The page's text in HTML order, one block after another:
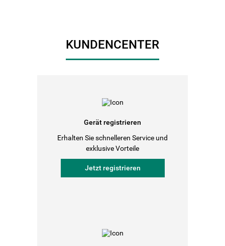
KUNDENCENTER
Gerät registrieren
Erhalten Sie schnelleren Service und
exklusive Vorteile
Jetzt registrieren